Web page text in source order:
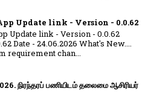
Update link - Version - 0.0.62
Update link - Version - 0.0.62
Date - 24.06.2026 What's New....
requirement chan...
நிரந்தரப் பணியிடம் தலைமை ஆசிரியர்